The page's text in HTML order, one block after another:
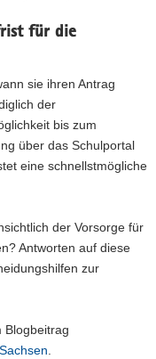
für die
sie ihren Antrag
der
bis zum
über das Schulportal
eine schnellstmögliche
der Vorsorge für
Antworten auf diese
zur
Blogbeitrag